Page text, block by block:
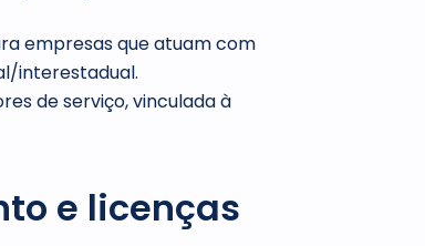
empresas que atuam com
interestadual.
de serviço, vinculada à
e licenças